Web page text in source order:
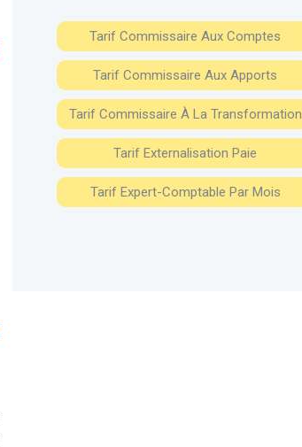
Tarif Commissaire Aux Comptes
Tarif Commissaire Aux Apports
Tarif Commissaire À La Transformation
Tarif Externalisation Paie
Tarif Expert-Comptable Par Mois